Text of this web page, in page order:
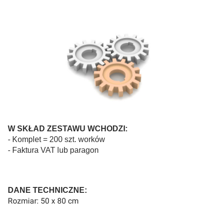
W SKŁAD ZESTAWU WCHODZI:
- Komplet = 200 szt. worków
- Faktura VAT lub paragon
DANE TECHNICZNE:
Rozmiar: 50 x 80 cm